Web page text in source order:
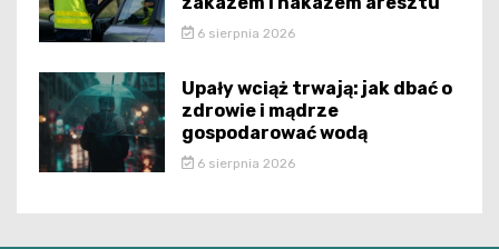
6 sierpnia 2026
Upały wciąż trwają: jak dbać o
zdrowie i mądrze
gospodarować wodą
6 sierpnia 2026